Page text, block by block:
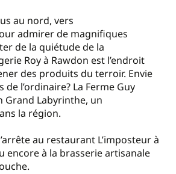
au nord, vers
admirer de magnifiques
de la quiétude de la
Roy à Rawdon est l’endroit
des produits du terroir. Envie
de l’ordinaire? La Ferme Guy
Grand Labyrinthe, un
la région.
au restaurant L’imposteur à
encore à la brasserie artisanale